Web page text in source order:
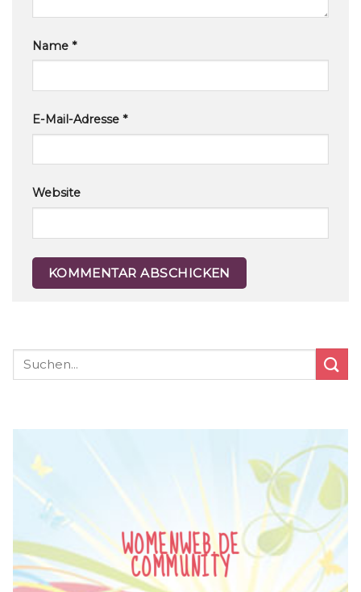
Name *
E-Mail-Adresse *
Website
WOMENWEB.DE
COMMUNITY